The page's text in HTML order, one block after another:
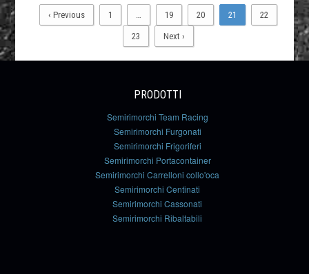
‹ Previous 1 … 19 20 21 22
23 Next ›
PRODOTTI
Semirimorchi Team Racing
Semirimorchi Furgonati
Semirimorchi Frigoriferi
Semirimorchi Portacontainer
Semirimorchi Carrelloni collo'oca
Semirimorchi Centinati
Semirimorchi Cassonati
Semirimorchi Ribaltabili